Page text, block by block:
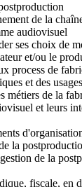
de la
audiovisuel
ses choix de
et/ou le
process de
et des usages
métiers de la
et leurs
la
de la
fiscale, en